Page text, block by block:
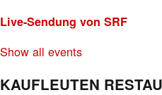
Live-Sendung von SRF
Show all events
KAUFLEUTEN